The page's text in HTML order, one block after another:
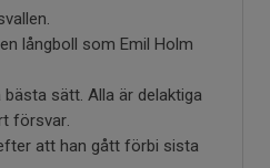
långboll som Emil Holm
sätt. Alla är delaktiga
försvar.
att han gått förbi sista